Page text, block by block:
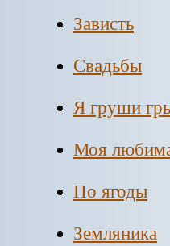
Зависть
Свадьбы
Я груши
Моя
По ягоды
Земляника